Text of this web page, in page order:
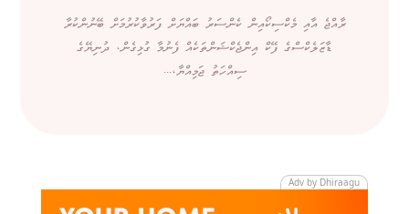
ރާއްޖެ އާއި މެކްސިކޯއިން ކެންސަރު ބައްޔަށް ފަރުވާކުރުމަށް ބޭނުންކުރާ
ޑާޒަލެކްސްގެ ފޭކް އިންޖެކްޝަންތަކެއް ފެނުމާ ގުޅިގެން، ދުނިޔޭގެ
ސިއްހަތު ޖަމިއްޔާ،...
Adv by Dhiraagu